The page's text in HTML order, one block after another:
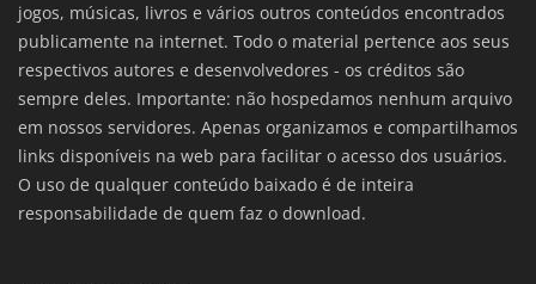
jogos, músicas, livros e vários outros conteúdos encontrados
publicamente na internet. Todo o material pertence aos seus
respectivos autores e desenvolvedores - os créditos são
sempre deles. Importante: não hospedamos nenhum arquivo
em nossos servidores. Apenas organizamos e compartilhamos
links disponíveis na web para facilitar o acesso dos usuários.
O uso de qualquer conteúdo baixado é de inteira
responsabilidade de quem faz o download.